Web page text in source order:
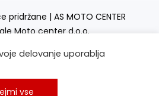
| AS MOTO CENTER
Moto center d.o.o.
delovanje uporablja
vse